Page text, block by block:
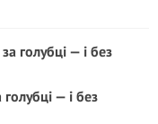
— і без